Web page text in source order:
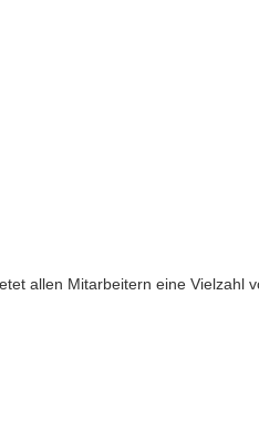
allen Mitarbeitern eine Vielzahl